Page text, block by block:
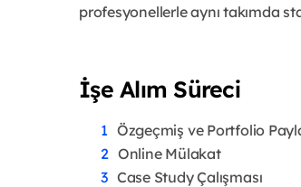
profesyonellerle aynı takımda
İşe Alım Süreci
Özgeçmiş ve Portfolio
Online Mülakat
Case Study Çalışması